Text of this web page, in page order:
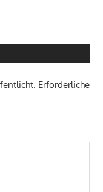
Erforderliche